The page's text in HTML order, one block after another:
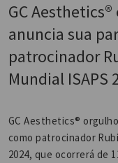
GC
anuncia sua
patrocinador
Mundial ISAPS
GC Aesthetics®
como patrocinador
2024, que ocorrerá de